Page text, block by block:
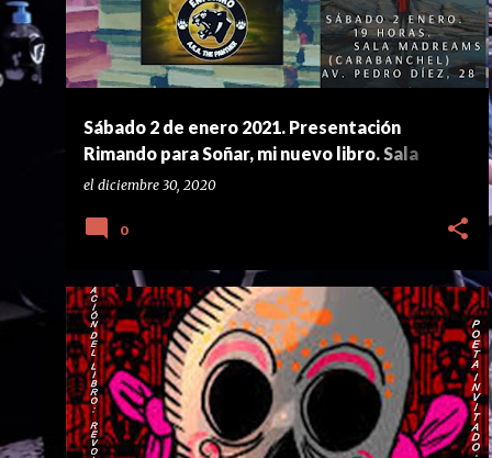
Sábado 2 de enero 2021. Presentación
Rimando para Soñar, mi nuevo libro. Sala
Madreams. Carabanchel
el diciembre 30, 2020
0
CARABANCHEL CONCIERTO PRESENTACIÓN DAMIÁN +